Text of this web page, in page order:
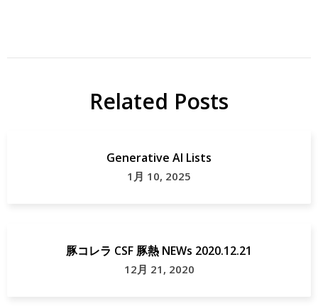
Related Posts
Generative AI Lists
1月 10, 2025
豚コレラ CSF 豚熱 NEWs 2020.12.21
12月 21, 2020